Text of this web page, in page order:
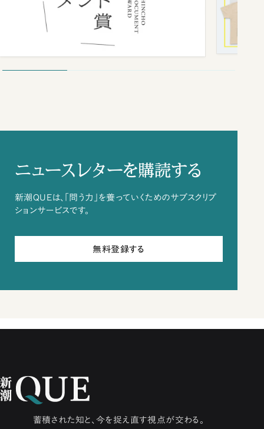
ニュースレターを購読する
新潮QUEは、「問う力」を養っていくためのサブスクリプ
ションサービスです。
無料登録する
蓄積された知と、今を捉え直す視点が交わる。